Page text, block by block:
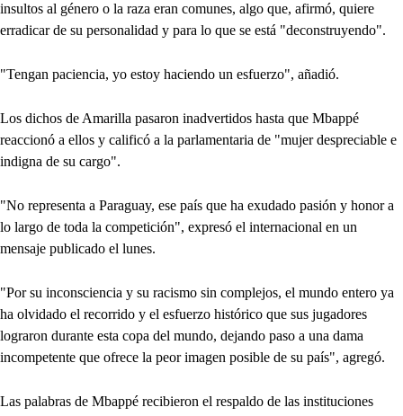
insultos al género o la raza eran comunes, algo que, afirmó, quiere
erradicar de su personalidad y para lo que se está "deconstruyendo".
"Tengan paciencia, yo estoy haciendo un esfuerzo", añadió.
Los dichos de Amarilla pasaron inadvertidos hasta que Mbappé
reaccionó a ellos y calificó a la parlamentaria de "mujer despreciable e
indigna de su cargo".
"No representa a Paraguay, ese país que ha exudado pasión y honor a
lo largo de toda la competición", expresó el internacional en un
mensaje publicado el lunes.
"Por su inconsciencia y su racismo sin complejos, el mundo entero ya
ha olvidado el recorrido y el esfuerzo histórico que sus jugadores
lograron durante esta copa del mundo, dejando paso a una dama
incompetente que ofrece la peor imagen posible de su país", agregó.
Las palabras de Mbappé recibieron el respaldo de las instituciones